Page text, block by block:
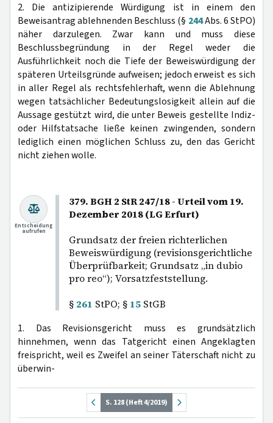
2. Die antizipierende Würdigung ist in einem den
Beweisantrag ablehnenden Beschluss (§ 244Abs. 6 StPO)
näher darzulegen. Zwar kann und muss diese
Beschlussbegründung in der Regel weder die
Ausführlichkeit noch die Tiefe der Beweiswürdigung der
späteren Urteilsgründe aufweisen; jedoch erweist es sich
in aller Regel als rechtsfehlerhaft, wenn die Ablehnung
wegen tatsächlicher Bedeutungslosigkeit allein auf die
Aussage gestützt wird, die unter Beweis gestellte Indiz-
oder Hilfstatsache ließe keinen zwingenden, sondern
lediglich einen möglichen Schluss zu, den das Gericht
nicht ziehen wolle.
379. BGH 2 StR 247/18 - Urteil vom 19.
Dezember 2018 (LG Erfurt)
Grundsatz der freien richterlichen
Beweiswürdigung (revisionsgerichtliche
Überprüfbarkeit; Grundsatz „in dubio
pro reo“); Vorsatzfeststellung.
§ 261 StPO; § 15 StGB
Entscheidung
aufrufen
1. Das Revisionsgericht muss es grundsätzlich
hinnehmen, wenn das Tatgericht einen Angeklagten
freispricht, weil es Zweifel an seiner Täterschaft nicht zu
überwin-
S. 128 (Heft 4/2019)